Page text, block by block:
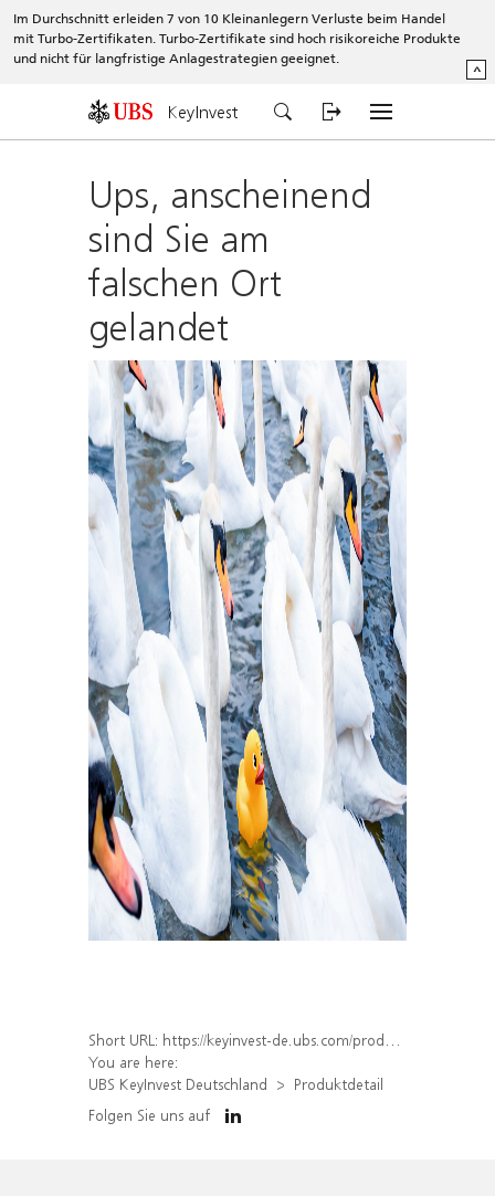
Im Durchschnitt erleiden 7 von 10 Kleinanlegern Verluste beim Handel
mit Turbo-Zertifikaten. Turbo-Zertifikate sind hoch risikoreiche Produkte
und nicht für langfristige Anlagestrategien geeignet.
^
KeyInvest
Ups, anscheinend
sind Sie am
falschen Ort
gelandet
Short URL: https://keyinvest-de.ubs.com/produkt/detail/index/isin/DE000WA7CGG6
You are here:
UBS KeyInvest Deutschland
Produktdetail
Folgen Sie uns auf